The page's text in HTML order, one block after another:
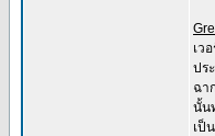
เว
ปร
ฉา
นั้น
เป็